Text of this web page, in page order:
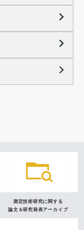
測定技術研究に関する
論文＆研究発表アーカイブ